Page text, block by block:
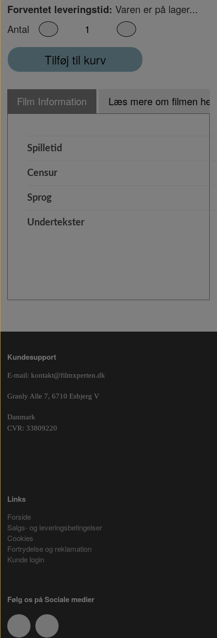
Forventet leveringstid: Varen er på lager...
Antal
Tilføj til kurv
Film Information Læs mere om filmen
Spilletid
Censur
Sprog
Undertekster
Kundesupport
E-mail: kontakt@filmxperten.dk
Granly Alle 7, 6710 Esbjerg V
Danmark
CVR: 33809220
Links
Forside
Salgs- og leveringsbetingelser
Cookies
Fortrydelse og reklamation
Kunde login
Følg os på Sociale medier